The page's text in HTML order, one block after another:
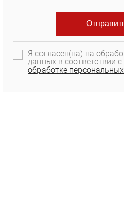
Я согласен(на) на
данных в соответствии с
обработке